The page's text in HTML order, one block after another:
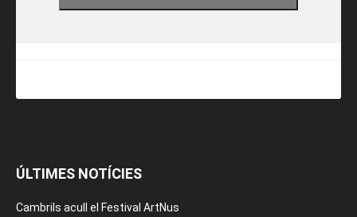
ÚLTIMES NOTÍCIES
Cambrils acull el Festival ArtNus